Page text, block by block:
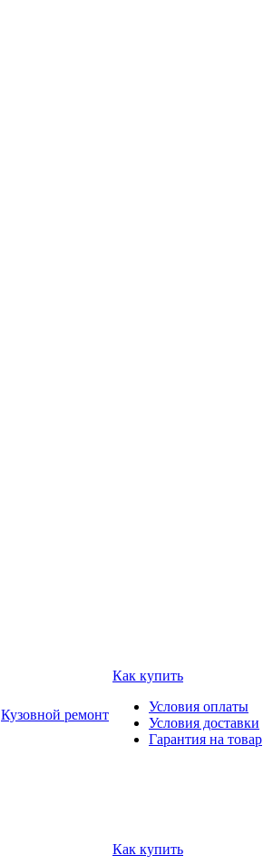
Кузовной ремонт
Как купить
Условия оплаты
Условия доставки
Гарантия на товар
Как купить